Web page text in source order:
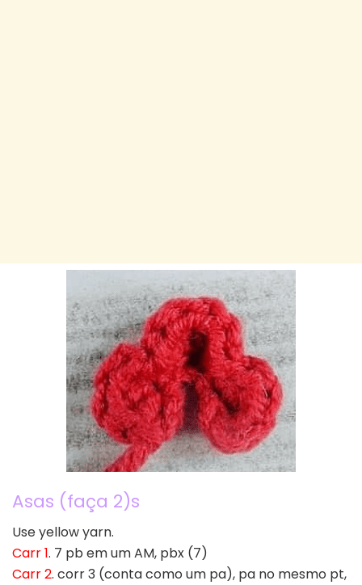
Asas (faça 2)s
Use yellow yarn.
Carr 1. 7 pb em um AM, pbx (7)
Carr 2. corr 3 (conta como um pa), pa no mesmo pt,